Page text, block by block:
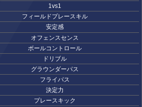
1vs1
フィールドプレースキル
安定感
オフェンスセンス
ボールコントロール
ドリブル
グラウンダーパス
フライパス
決定力
プレースキック